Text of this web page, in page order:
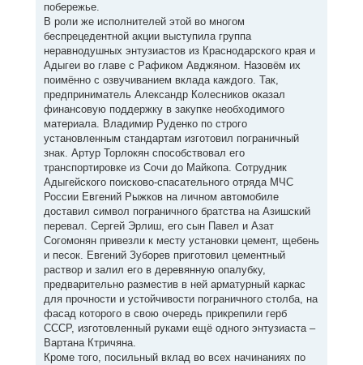
побережье.
В роли же исполнителей этой во многом
беспрецедентной акции выступила группа
неравнодушных энтузиастов из Краснодарского края и
Адыгеи во главе с Рафиком Авджяном. Назовём их
поимённо с озвучиванием вклада каждого. Так,
предприниматель Александр Колесников оказал
финансовую поддержку в закупке необходимого
материала. Владимир Руденко по строго
установленным стандартам изготовил пограничный
знак. Артур Торлокян способствовал его
транспортировке из Сочи до Майкопа. Сотрудник
Адыгейского поисково-спасательного отряда МЧС
России Евгений Рыжков на личном автомобиле
доставил символ пограничного братства на Азишский
перевал. Сергей Эрлиш, его сын Павел и Азат
Согомонян привезли к месту установки цемент, щебень
и песок. Евгений Зуборев приготовил цементный
раствор и залил его в деревянную опалубку,
предварительно разместив в ней арматурный каркас
для прочности и устойчивости пограничного столба, на
фасад которого в свою очередь прикрепили герб
СССР, изготовленный руками ещё одного энтузиаста –
Вартана Ктричяна.
Кроме того, посильный вклад во всех начинаниях по